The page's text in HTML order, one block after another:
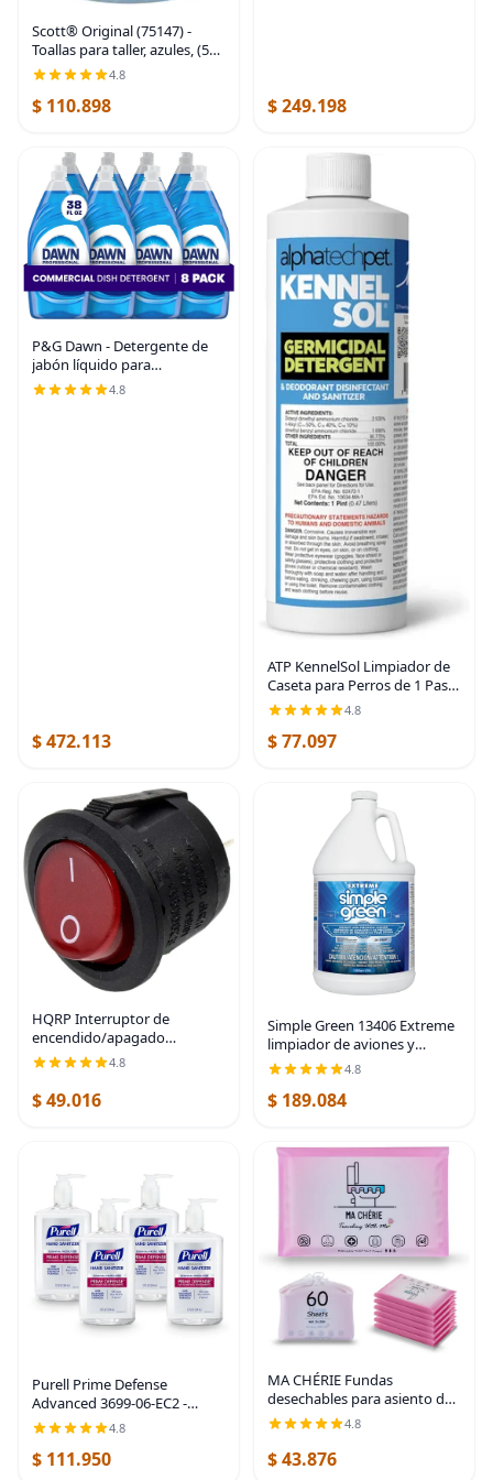
Scott® Original (75147) -
Toallas para taller, azules, (55
toallas por rollo, 12 rollos por
4.8
$ 110.898 $ 249.198
P&G Dawn - Detergente de
jabón líquido para
lavavajillas, desengrasante a
granel que elimina los
4.8
$ 472.113
ATP KennelSol Limpiador de
Caseta para Perros de 1 Paso
- Desinfectante Líquido de 1
Pinta, Efectivo Contra
Bacterias y Virus,
4.8
$ 77.097
HQRP Interruptor de
encendido/apagado
compatible con aspiradora
vertical Hoover Windtunnel
UH70815 UH70819 UH70821
UH70829 UH70832 UH70839
4.8
$ 49.016
Simple Green 13406 Extreme
limpiador de aviones y
precisión, botella de 1 galón
4.8
$ 189.084
Purell Prime Defense
Advanced 3699-06-EC2 -
Desinfectante de manos,
protección esencial, botellas
de bomba de 12 onzas
4.8
$ 111.950
MA CHÉRIE Fundas
desechables para asiento de
inodoro, 60 hojas (6 paquetes
desechables, aptas para
4.8
$ 43.876